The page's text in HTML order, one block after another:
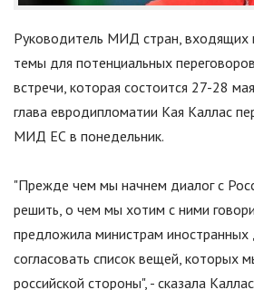
Руководитель МИД стран, входящих
темы для потенциальных
встречи, которая состоится 27-28
глава евродипломатии Кая Каллас
МИД ЕС в понедельник.
"Прежде чем мы начнем диалог с
решить, о чем мы хотим с ними
предложила министрам
согласовать список вещей, которых
российской стороны", - сказала